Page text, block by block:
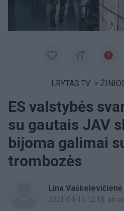
LRYTAS.TV >
ES valstybės
su gautais JAV
bijoma galimai
trombozės
Lina Vaškelevičienė
2021-04-14 12:18,